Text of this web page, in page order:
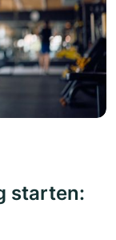
starten: